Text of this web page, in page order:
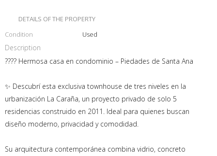
DETAILS OF THE PROPERTY
Condition
Used
Description
???? Hermosa casa en condominio – Piedades de Santa Ana
✨ Descubrí esta exclusiva townhouse de tres niveles en la
urbanización La Caraña, un proyecto privado de solo 5
residencias construido en 2011. Ideal para quienes buscan
diseño moderno, privacidad y comodidad.
Su arquitectura contemporánea combina vidrio, concreto